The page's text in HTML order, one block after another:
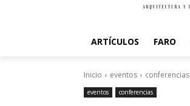
ARTÍCULOS FARO
Inicio eventos conferencias
eventos conferencias